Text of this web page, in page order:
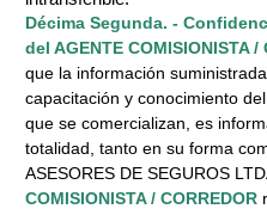
Décima Segunda. -
del AGENTE COMISIONISTA /
que la información
capacitación y conocimiento
que se comercializan, es
totalidad, tanto en su forma
ASESORES DE SEGUROS
COMISIONISTA / CORREDOR